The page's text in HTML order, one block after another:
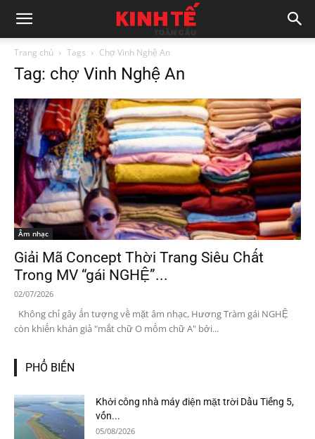
Trang chủ Tags Chợ Vinh Nghệ An
Tag: chợ Vinh Nghệ An
Âm nhạc
Giải Mã Concept Thời Trang Siêu Chất
Trong MV “gái NGHỆ”...
02/07/2026
Không chỉ gây ấn tượng về mặt âm nhạc, Hương Tràm gái NGHỆ
còn khiến khán giả "mắt chữ O mồm chữ A" bởi...
PHỔ BIẾN
Khởi công nhà máy điện mặt trời Dầu Tiếng 5,
vốn...
05/08/2026